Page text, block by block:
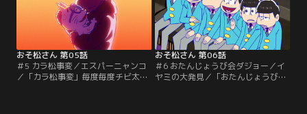
ーロー」アイドルライブの帰り際、
バーベキューをするリア充大学生を
見かけたチョロ松。【提供：バンダ
イチャンネル】
子は？！「トト子なのだ」あこがれ
のトト子から、部屋に呼ばれたおそ
松は、ドキドキしながら…。【提
供：バンダイチャンネル】
おそ松さん 第05話
＃5 カラ松事変／エスパーニャンコ
／「カラ松事変」毎度毎度チビ太の
おそ松さん 第06話
＃6 おたんじょうび会ダジョー／イ
ヤミの大発見／「おたんじょうび会